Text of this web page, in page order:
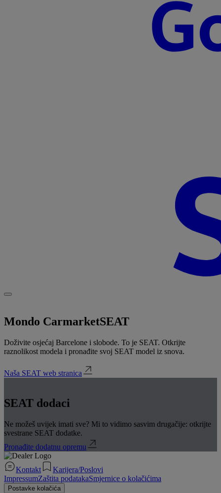
Mondo CarmarketSEAT
Doživite osjećaj Barcelone i slobode. To je SEAT. Otkrijte
raznolikost modela i pronađite svoj SEAT model iz snova.
Naša SEAT web stranica
SEAT dodaci
Ne možeš uvijek imati sve? Mi to vidimo sasvim drugačije: otkrijte
svestrane SEAT dodatke.
Pronađite dodatnu opremu
Kontakt
Karijera/Poslovi
ImpressumZaštita podatakaSmjernice o kolačićima
Postavke kolačića